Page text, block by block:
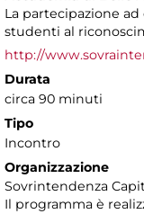
La partecipazione
studenti al
http://
Durata
circa 90 minuti
Tipo
Incontro
Organizzazione
Sovrintendenza
Il programma è